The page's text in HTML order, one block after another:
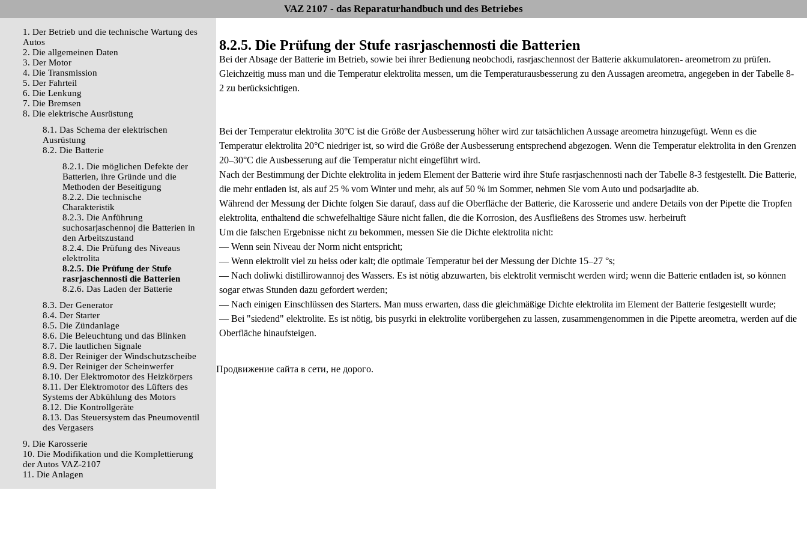
VAZ 2107 - das Reparaturhandbuch und des Betriebes
1. Der Betrieb und die technische Wartung des
Autos
2. Die allgemeinen Daten
3. Der Motor
4. Die Transmission
5. Der Fahrteil
6. Die Lenkung
7. Die Bremsen
8. Die elektrische Ausrüstung
8.1. Das Schema der elektrischen
Ausrüstung
8.2. Die Batterie
8.2.1. Die möglichen Defekte der
Batterien, ihre Gründe und die
Methoden der Beseitigung
8.2.2. Die technische
Charakteristik
8.2.3. Die Anführung
suchosarjaschennoj die Batterien in
den Arbeitszustand
8.2.4. Die Prüfung des Niveaus
elektrolita
8.2.5. Die Prüfung der Stufe
rasrjaschennosti die Batterien
8.2.6. Das Laden der Batterie
8.3. Der Generator
8.4. Der Starter
8.5. Die Zündanlage
8.6. Die Beleuchtung und das Blinken
8.7. Die lautlichen Signale
8.8. Der Reiniger der Windschutzscheibe
8.9. Der Reiniger der Scheinwerfer
8.10. Der Elektromotor des Heizkörpers
8.11. Der Elektromotor des Lüfters des
Systems der Abkühlung des Motors
8.12. Die Kontrollgeräte
8.13. Das Steuersystem das Pneumoventil
des Vergasers
9. Die Karosserie
10. Die Modifikation und die Komplettierung
der Autos VAZ-2107
11. Die Anlagen
8.2.5. Die Prüfung der Stufe rasrjaschennosti die Batterien
Bei der Absage der Batterie im Betrieb, sowie bei ihrer Bedienung neobchodi, rasrjaschennost der Batterie akkumulatoren- areometrom zu prüfen.
Gleichzeitig muss man und die Temperatur elektrolita messen, um die Temperaturausbesserung zu den Aussagen areometra, angegeben in der Tabelle 8-
2 zu berücksichtigen.
Bei der Temperatur elektrolita 30°С ist die Größe der Ausbesserung höher wird zur tatsächlichen Aussage areometra hinzugefügt. Wenn es die
Temperatur elektrolita 20°С niedriger ist, so wird die Größe der Ausbesserung entsprechend abgezogen. Wenn die Temperatur elektrolita in den Grenzen
20–30°С die Ausbesserung auf die Temperatur nicht eingeführt wird.
Nach der Bestimmung der Dichte elektrolita in jedem Element der Batterie wird ihre Stufe rasrjaschennosti nach der Tabelle 8-3 festgestellt. Die Batterie,
die mehr entladen ist, als auf 25 % vom Winter und mehr, als auf 50 % im Sommer, nehmen Sie vom Auto und podsarjadite ab.
Während der Messung der Dichte folgen Sie darauf, dass auf die Oberfläche der Batterie, die Karosserie und andere Details von der Pipette die Tropfen
elektrolita, enthaltend die schwefelhaltige Säure nicht fallen, die die Korrosion, des Ausfließens des Stromes usw. herbeiruft
Um die falschen Ergebnisse nicht zu bekommen, messen Sie die Dichte elektrolita nicht:
— Wenn sein Niveau der Norm nicht entspricht;
— Wenn elektrolit viel zu heiss oder kalt; die optimale Temperatur bei der Messung der Dichte 15–27 °s;
— Nach doliwki distillirowannoj des Wassers. Es ist nötig abzuwarten, bis elektrolit vermischt werden wird; wenn die Batterie entladen ist, so können
sogar etwas Stunden dazu gefordert werden;
— Nach einigen Einschlüssen des Starters. Man muss erwarten, dass die gleichmäßige Dichte elektrolita im Element der Batterie festgestellt wurde;
— Bei "siedend" elektrolite. Es ist nötig, bis pusyrki in elektrolite vorübergehen zu lassen, zusammengenommen in die Pipette areometra, werden auf die
Oberfläche hinaufsteigen.
Продвижение сайта в сети, не дорого.